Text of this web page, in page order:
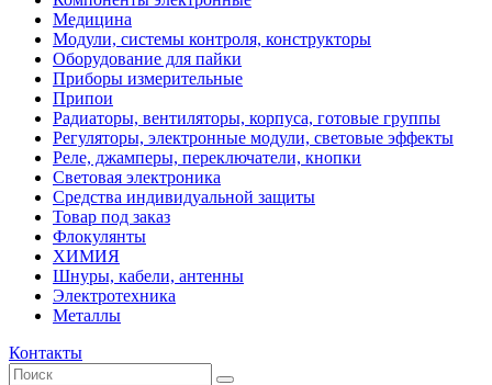
Медицина
Модули, системы контроля, конструкторы
Оборудование для пайки
Приборы измерительные
Припои
Радиаторы, вентиляторы, корпуса, готовые группы
Регуляторы, электронные модули, световые эффекты
Реле, джамперы, переключатели, кнопки
Световая электроника
Средства индивидуальной защиты
Товар под заказ
Флокулянты
ХИМИЯ
Шнуры, кабели, антенны
Электротехника
Металлы
Контакты